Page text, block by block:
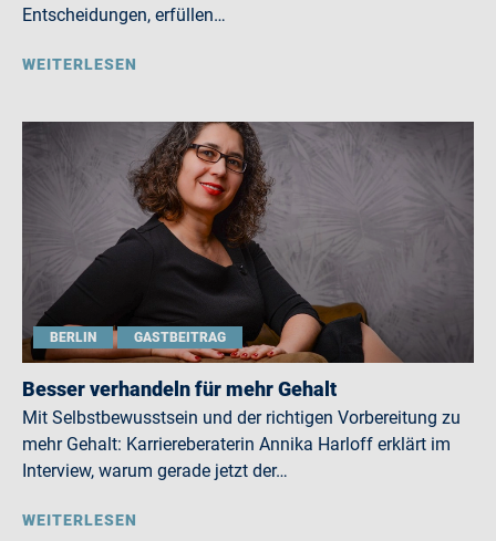
Entscheidungen, erfüllen…
WEITERLESEN
BERLIN GASTBEITRAG
Besser verhandeln für mehr Gehalt
Mit Selbstbewusstsein und der richtigen Vorbereitung zu
mehr Gehalt: Karriereberaterin Annika Harloff erklärt im
Interview, warum gerade jetzt der…
WEITERLESEN